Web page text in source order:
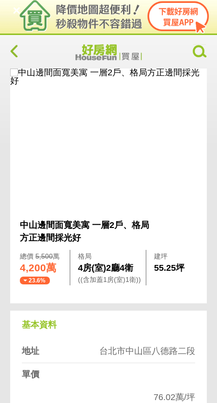
中山邊間面寬美寓 一層2戶、格局
方正邊間採光好
總價5,500萬
4,200萬
23.6%
格局
4房(室)2廳4衛
((含加蓋1房(室)1衛))
建坪
55.25坪
基本資料
地址 台北市中山區八德路二段
單價
76.02萬/坪